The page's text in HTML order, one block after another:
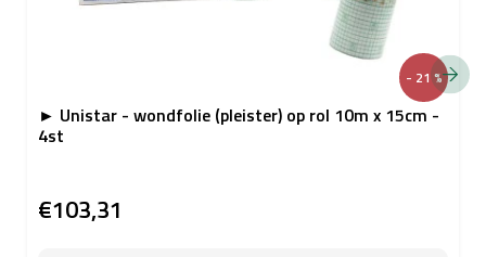
- 21 %
► Unistar - wondfolie (pleister) op rol 10m x 15cm -
4st
€103,31